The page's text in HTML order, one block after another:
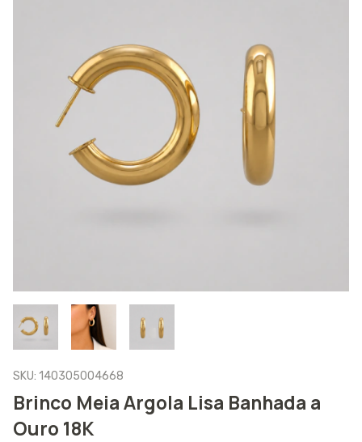
SKU: 140305004668
Brinco Meia Argola Lisa Banhada a
Ouro 18K